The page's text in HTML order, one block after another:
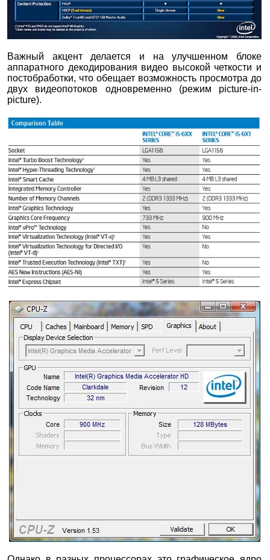
Важный акцент делается и на улучшенном блоке
аппаратного декодирования видео высокой четкости и
постобработки, что обещает возможность просмотра до
двух видеопотоков одновременно (режим picture-in-
picture).